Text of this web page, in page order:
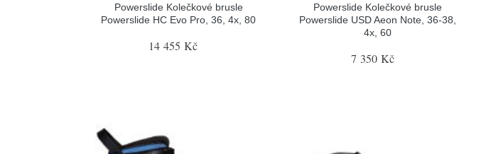
Powerslide Kolečkové brusle
Powerslide HC Evo Pro, 36, 4x, 80
14 455 Kč
Powerslide Kolečkové brusle
Powerslide USD Aeon Note, 36-38,
4x, 60
7 350 Kč